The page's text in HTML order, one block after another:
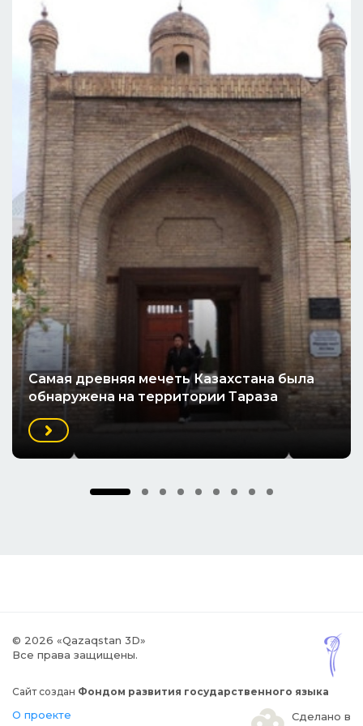
Cамая древняя мечеть Казахстана была
обнаружена на территории Тараза
© 2026 «Qazaqstan 3D»
Все права защищены.
Сайт создан Фондом развития государственного языка
О проекте
Сделано в